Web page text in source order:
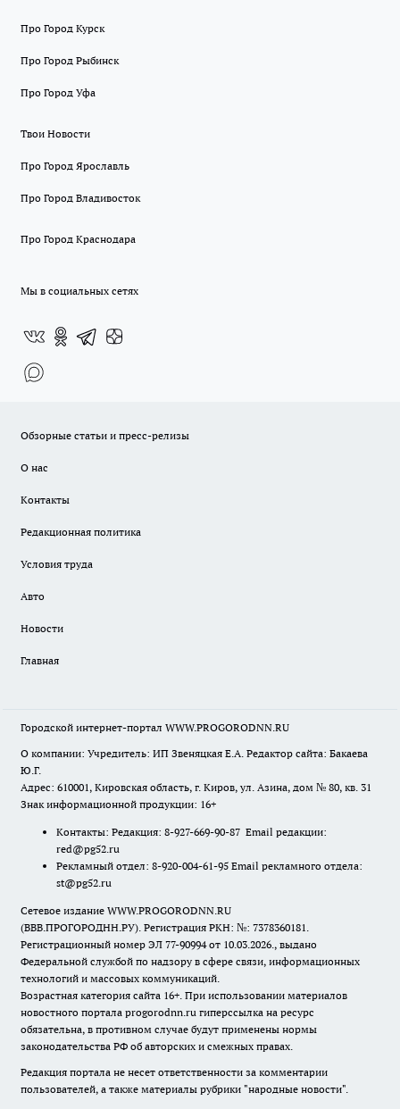
Про Город Курск
Про Город Рыбинск
Про Город Уфа
Твои Новости
Про Город Ярославль
Про Город Владивосток
Про Город Краснодара
Мы в социальных сетях
Обзорные статьи и пресс-релизы
О нас
Контакты
Редакционная политика
Условия труда
Авто
Новости
Главная
Городской интернет-портал WWW.PROGORODNN.RU
О компании: Учредитель: ИП Звеняцкая Е.А. Редактор сайта: Бакаева
Ю.Г.
Адрес: 610001, Кировская область, г. Киров, ул. Азина, дом № 80, кв. 31
Знак информационной продукции: 16+
Контакты: Редакция: 8-927-669-90-87 Email редакции:
red@pg52.ru
Рекламный отдел: 8-920-004-61-95 Email рекламного отдела:
st@pg52.ru
Сетевое издание WWW.PROGORODNN.RU
(ВВВ.ПРОГОРОДНН.РУ). Регистрация РКН: №: 7378360181.
Регистрационный номер ЭЛ 77-90994 от 10.03.2026., выдано
Федеральной службой по надзору в сфере связи, информационных
технологий и массовых коммуникаций.
Возрастная категория сайта 16+. При использовании материалов
новостного портала progorodnn.ru гиперссылка на ресурс
обязательна, в противном случае будут применены нормы
законодательства РФ об авторских и смежных правах.
Редакция портала не несет ответственности за комментарии
пользователей, а также материалы рубрики "народные новости".